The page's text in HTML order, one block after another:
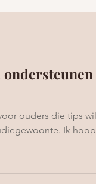
ouders die tips
Ik